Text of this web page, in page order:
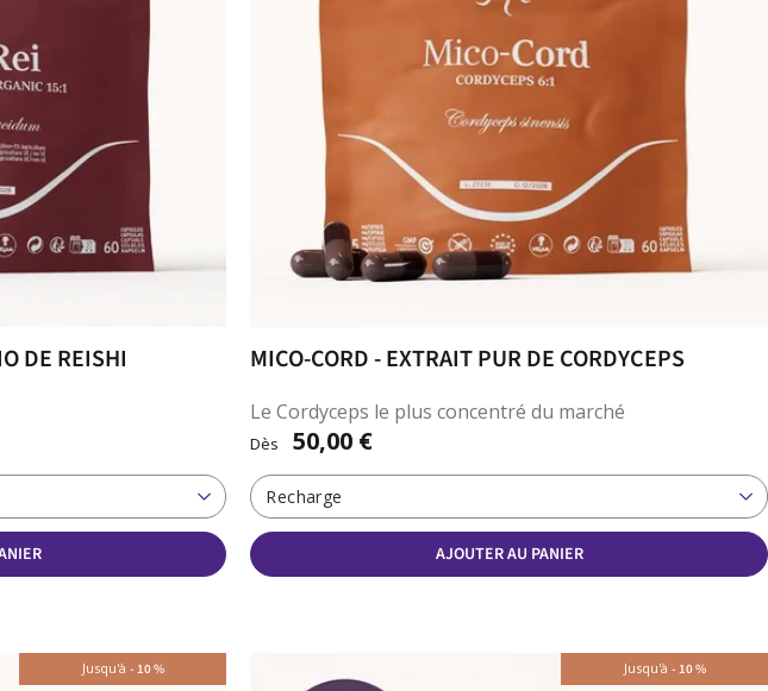
DE REISHI MICO-CORD - EXTRAIT PUR DE CORDYCEPS
Le Cordyceps le plus concentré du marché
Dès 50,00 €
Recharge
AJOUTER AU PANIER
Jusqu'à - 10% Jusqu'à - 10%